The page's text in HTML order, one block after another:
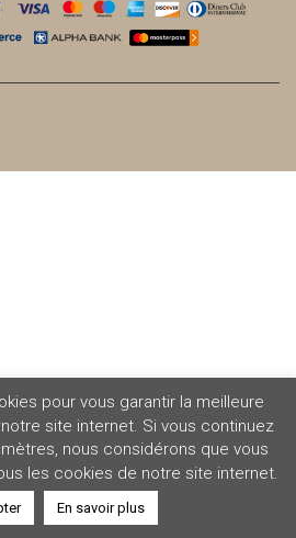
pour vous garantir la meilleure
site internet. Si vous continuez
nous considérons que vous
les cookies de notre site internet.
En savoir plus